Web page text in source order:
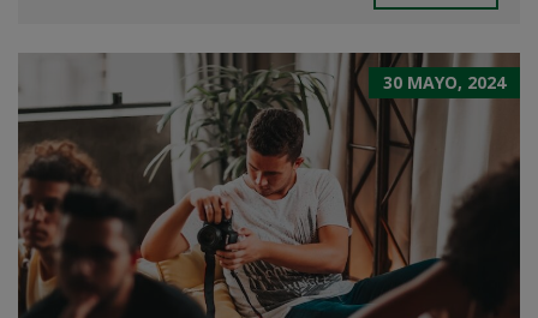
30 MAYO, 2024